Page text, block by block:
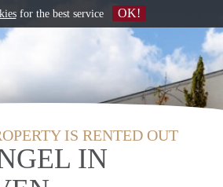
IS RENTED OUT
IN
for the best service OK!